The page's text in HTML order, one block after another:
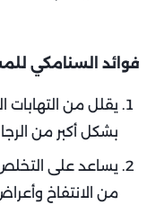
فوائد السنامكي
يقلل من التهابات
بشكل أكبر من
يساعد على
من الانتفاخ